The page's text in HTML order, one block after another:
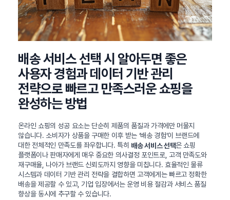
정부지원사업
배송 서비스 선택 시 알아두면 좋은
사용자 경험과 데이터 기반 관리
전략으로 빠르고 만족스러운 쇼핑을
완성하는 방법
온라인 쇼핑의 성공 요소는 단순히 제품의 품질과 가격에만 머물지
않습니다. 소비자가 상품을 구매한 이후 받는 ‘배송 경험’이 브랜드에
대한 전체적인 만족도를 좌우합니다. 특히 배송 서비스 선택은 쇼핑
플랫폼이나 판매자에게 매우 중요한 의사결정 포인트로, 고객 만족도와
재구매율, 나아가 브랜드 신뢰도까지 영향을 미칩니다. 효율적인 물류
시스템과 데이터 기반 관리 전략을 결합하면 고객에게는 빠르고 정확한
배송을 제공할 수 있고, 기업 입장에서는 운영 비용 절감과 서비스 품질
향상을 동시에 추구할 수 있습니다.